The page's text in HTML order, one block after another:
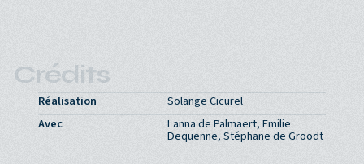
Crédits
Réalisation
Solange Cicurel
Avec
Lanna de Palmaert, Emilie
Dequenne, Stéphane de Groodt